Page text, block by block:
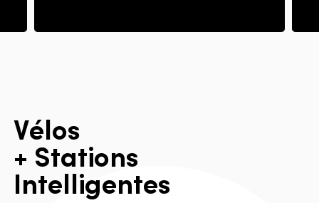
Vélos
+ Stations
Intelligentes